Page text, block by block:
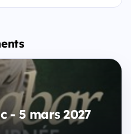
- 5 mars 2027